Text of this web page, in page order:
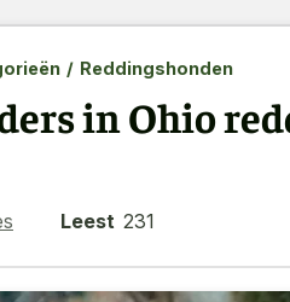
/ Reddingshonden
in Ohio
Leest 231